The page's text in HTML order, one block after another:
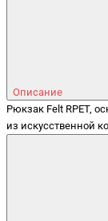
Описание
Рюкзак Felt RPET,
из искусственной